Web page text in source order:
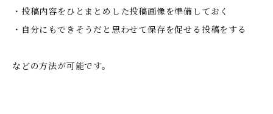
・投稿内容をひとまとめした投稿画像を準備しておく
・自分にもできそうだと思わせて保存を促せる投稿をする
などの方法が可能です。